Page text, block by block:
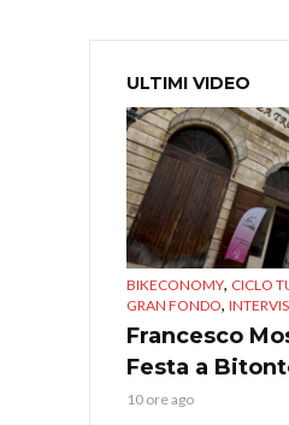
ULTIMI VIDEO
BIKECONOMY, CICLO
GRAN FONDO,
Francesco
Festa a
10 ore ago